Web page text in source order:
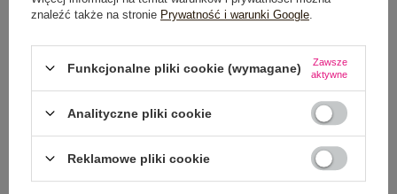
znaleźć także na stronie Prywatność i warunki Google
Funkcjonalne pliki cookie (wymagane)
Zawsze
aktywne
Analityczne pliki cookie
Reklamowe pliki cookie